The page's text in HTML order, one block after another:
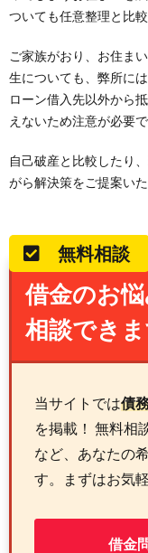
ついても任意整理と比
ご家族がおり、お住ま
生についても、弊所に
ローン借入先以外から
えないため注意が必要で
自己破産と比較したり
がら解決策をご提案いた
無料相談
借金のお
相談できま
当サイトでは債
を掲載！ 無料相
など、あなたの
す。まずはお気
借金